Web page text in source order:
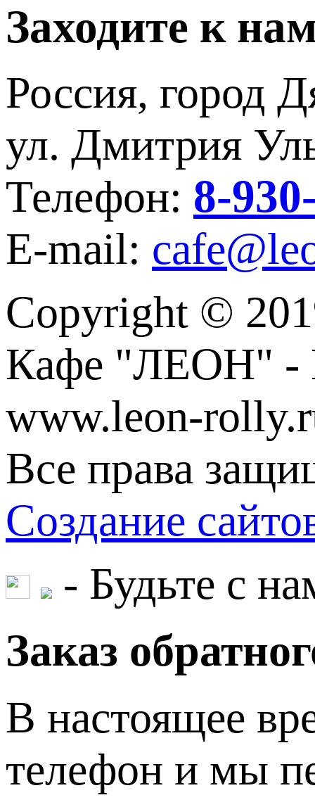
Заходите к
Россия, город
ул. Дмитрия
Телефон: 8-
E-mail:
Copyright ©
Кафе "ЛЕОН" -
www.leon-
Все права
Создание
- Будьте с
Заказ
В настоящее
телефон и мы